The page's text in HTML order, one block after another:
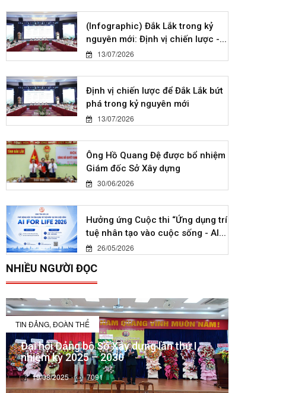
(Infographic) Đắk Lắk trong kỷ
nguyên mới: Định vị chiến lược -...
13/07/2026
Định vị chiến lược để Đắk Lắk bứt
phá trong kỷ nguyên mới
13/07/2026
Ông Hồ Quang Đệ được bổ nhiệm
Giám đốc Sở Xây dựng
30/06/2026
Hưởng ứng Cuộc thi “Ứng dụng trí
tuệ nhân tạo vào cuộc sống - AI...
26/05/2026
NHIỀU NGƯỜI ĐỌC
TIN ĐẢNG, ĐOÀN THỂ
Đại hội Đảng bộ Sở Xây dựng lần thứ I,
nhiệm kỳ 2025 – 2030
19/08/2025 7091